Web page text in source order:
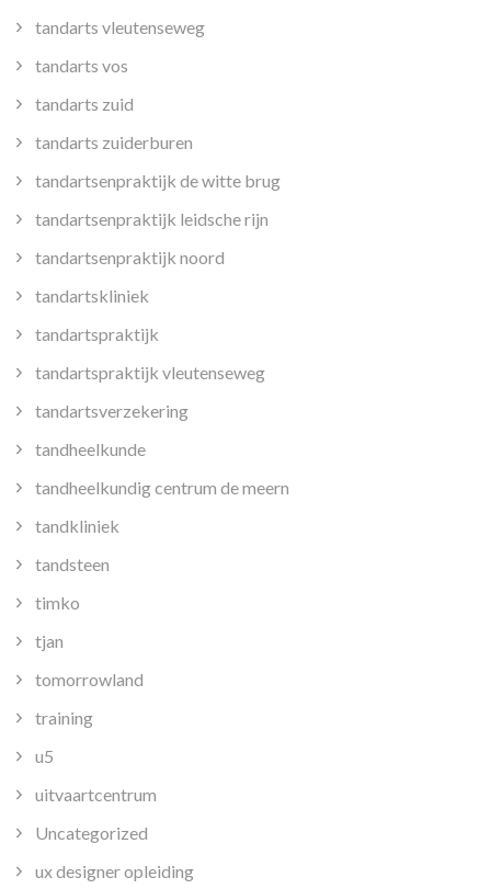
tandarts vleutenseweg
tandarts vos
tandarts zuid
tandarts zuiderburen
tandartsenpraktijk de witte brug
tandartsenpraktijk leidsche rijn
tandartsenpraktijk noord
tandartskliniek
tandartspraktijk
tandartspraktijk vleutenseweg
tandartsverzekering
tandheelkunde
tandheelkundig centrum de meern
tandkliniek
tandsteen
timko
tjan
tomorrowland
training
u5
uitvaartcentrum
Uncategorized
ux designer opleiding